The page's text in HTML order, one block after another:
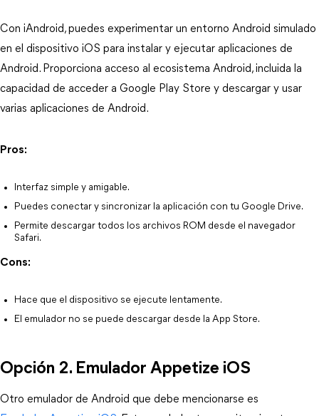
Con iAndroid, puedes experimentar un entorno Android simulado
en el dispositivo iOS para instalar y ejecutar aplicaciones de
Android. Proporciona acceso al ecosistema Android, incluida la
capacidad de acceder a Google Play Store y descargar y usar
varias aplicaciones de Android.
Pros:
Interfaz simple y amigable.
Puedes conectar y sincronizar la aplicación con tu Google Drive.
Permite descargar todos los archivos ROM desde el navegador
Safari.
Cons:
Hace que el dispositivo se ejecute lentamente.
El emulador no se puede descargar desde la App Store.
Opción 2. Emulador Appetize iOS
Otro emulador de Android que debe mencionarse es